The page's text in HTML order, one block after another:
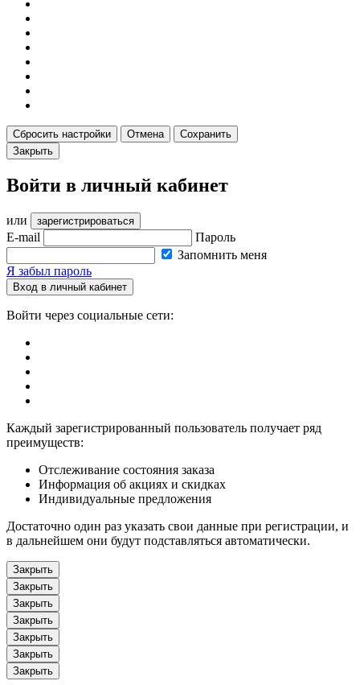
Сбросить настройки Отмена
Сохранить
Закрыть
Войти в личный кабинет
или зарегистрироваться
E-mail
Пароль
Запомнить меня
Я забыл пароль
Вход в личный кабинет
Войти через социальные сети:
Каждый зарегистрированный пользователь получает ряд
преимуществ:
Отслеживание состояния заказа
Информация об акциях и скидках
Индивидуальные предложения
Достаточно один раз указать свои данные при регистрации, и
в дальнейшем они будут подставляться автоматически.
Закрыть
Закрыть
Закрыть
Закрыть
Закрыть
Закрыть
Закрыть